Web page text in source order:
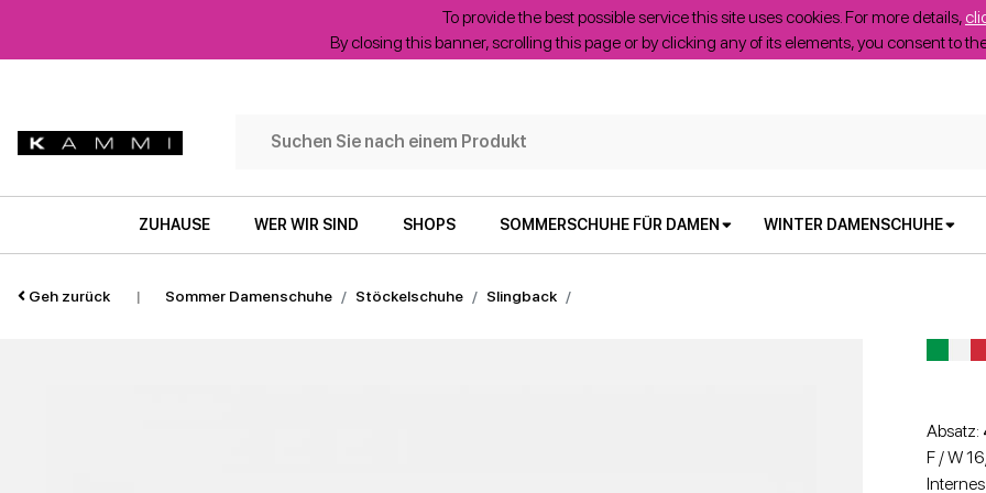
To provide the best possible service this site uses cookies. For more details,
By closing this banner, scrolling this page or by clicking any of its elements, you consent to
ZUHAUSE WER WIR SIND SHOPS SOMMERSCHUHE FÜR DAMEN WINTER DAMENSCHUHE
Geh zurück | Sommer Damenschuhe Stöckelschuhe Slingback
Absatz:
F / W